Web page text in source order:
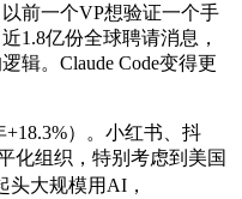
前一个VP想验证一个手
1.8亿份全球聘请消息，
辑。Claude Code变得更
）。小红书、抖
化组织，特别考虑到美国
头大规模用AI，